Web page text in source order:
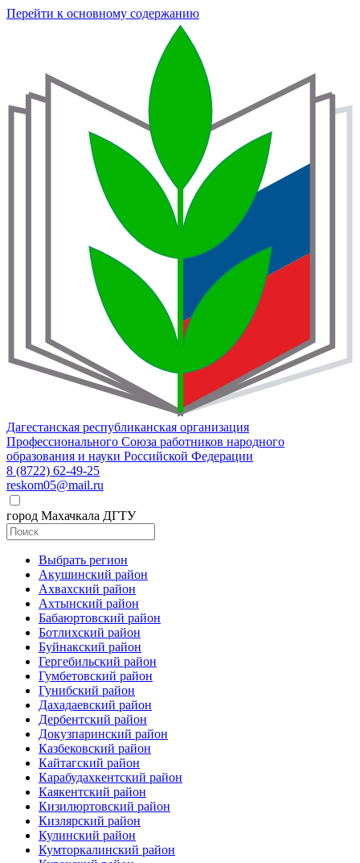
Перейти к основному содержанию
Дагестанская республиканская организация
Профессионального Союза работников народного
образования и науки Российской Федерации
8 (8722) 62-49-25
reskom05@mail.ru
город Махачкала ДГТУ
Выбрать регион
Акушинский район
Ахвахский район
Ахтынский район
Бабаюртовский район
Ботлихский район
Буйнакский район
Гергебильский район
Гумбетовский район
Гунибский район
Дахадаевский район
Дербентский район
Докузпаринский район
Казбековский район
Кайтагский район
Карабудахкентский район
Каякентский район
Кизилюртовский район
Кизлярский район
Кулинский район
Кумторкалинский район